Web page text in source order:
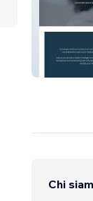
Medicine
Chi